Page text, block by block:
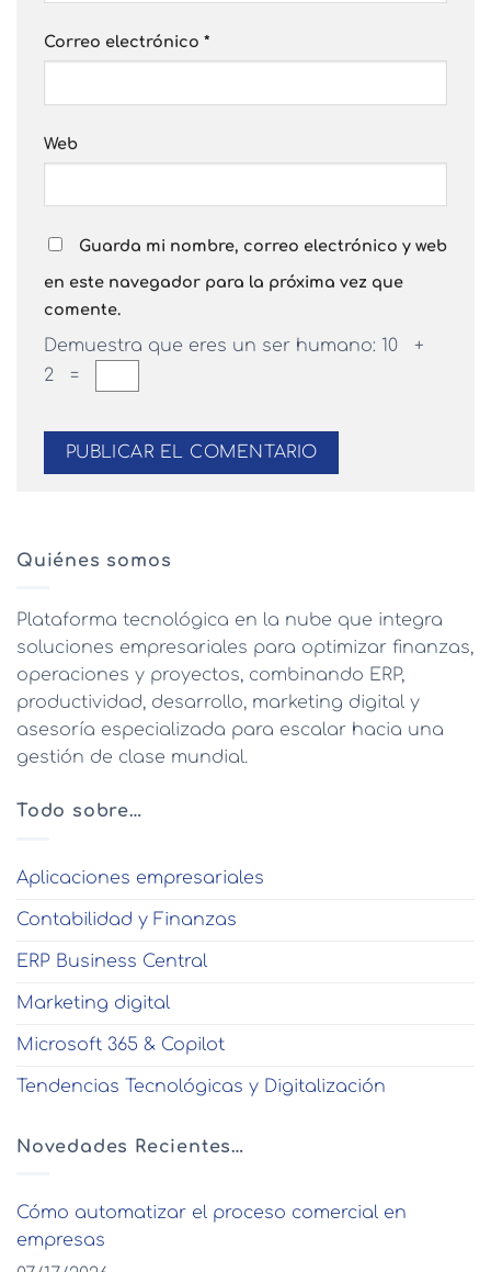
Correo electrónico *
Web
Guarda mi nombre, correo electrónico y web
en este navegador para la próxima vez que
comente.
Demuestra que eres un ser humano: 10 +
2 =
Quiénes somos
Plataforma tecnológica en la nube que integra
soluciones empresariales para optimizar finanzas,
operaciones y proyectos, combinando ERP,
productividad, desarrollo, marketing digital y
asesoría especializada para escalar hacia una
gestión de clase mundial.
Todo sobre…
Aplicaciones empresariales
Contabilidad y Finanzas
ERP Business Central
Marketing digital
Microsoft 365 & Copilot
Tendencias Tecnológicas y Digitalización
Novedades Recientes…
Cómo automatizar el proceso comercial en
empresas